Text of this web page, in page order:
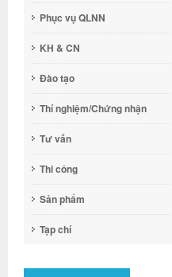
Phục vụ QLNN
KH & CN
Đào tạo
Thí nghiệm/Chứng nhận
Tư vấn
Thi công
Sản phẩm
Tạp chí